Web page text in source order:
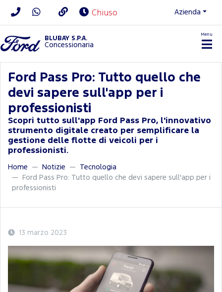
Chiuso Azienda
BLUBAY S.P.A.
Concessionaria
Menu
Ford Pass Pro: Tutto quello che
devi sapere sull'app per i
professionisti
Scopri tutto sull'app Ford Pass Pro, l'innovativo
strumento digitale creato per semplificare la
gestione delle flotte di veicoli per i
professionisti.
Home Notizie
Tecnologia
Ford Pass Pro: Tutto quello che devi sapere sull'app per i
professionisti
13 marzo 2023